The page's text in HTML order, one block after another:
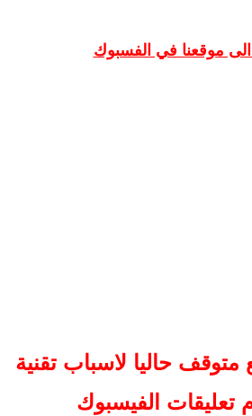
موقعنا في الفسبوك
متوقف حاليا لاسباب تقنية
تعليقات الفيسبوك